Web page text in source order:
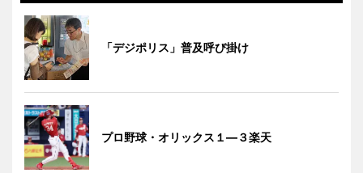
「デジポリス」普及呼び掛け
プロ野球・オリックス１―３楽天